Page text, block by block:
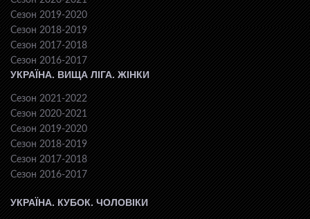
Сезон 2019-2020
Сезон 2018-2019
Сезон 2017-2018
Сезон 2016-2017
УКРАЇНА. ВИЩА ЛІГА. ЖІНКИ
Сезон 2021-2022
Сезон 2020-2021
Сезон 2019-2020
Сезон 2018-2019
Сезон 2017-2018
Сезон 2016-2017
УКРАЇНА. КУБОК. ЧОЛОВІКИ